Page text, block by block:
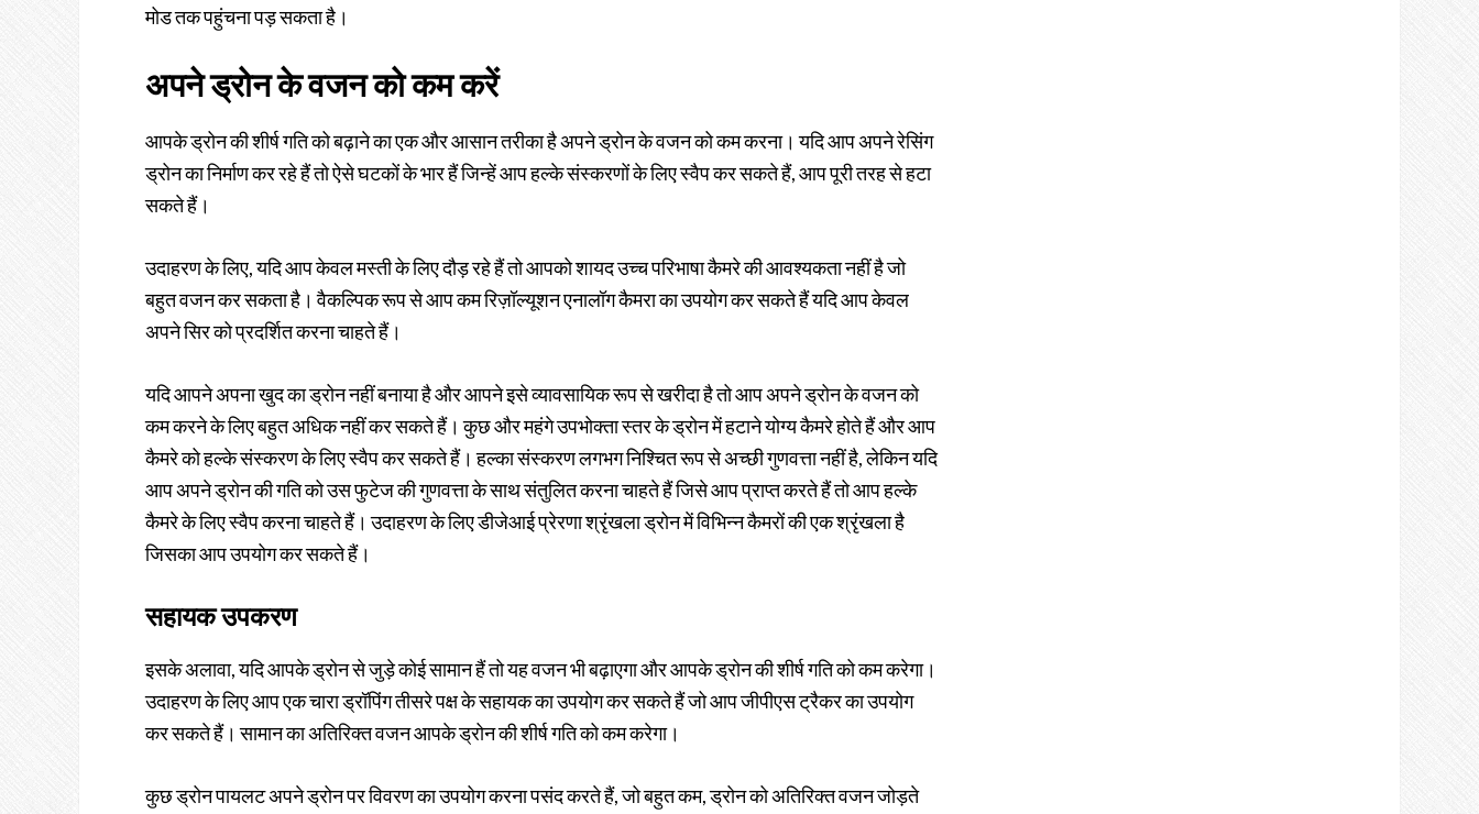
मोड तक पहुंचना पड़ सकता है।
अपने ड्रोन के वजन को कम करें
आपके ड्रोन की शीर्ष गति को बढ़ाने का एक और आसान तरीका है अपने ड्रोन के वजन को कम करना। यदि आप अपने रेसिंग
ड्रोन का निर्माण कर रहे हैं तो ऐसे घटकों के भार हैं जिन्हें आप हल्के संस्करणों के लिए स्वैप कर सकते हैं, आप पूरी तरह से हटा
सकते हैं।
उदाहरण के लिए, यदि आप केवल मस्ती के लिए दौड़ रहे हैं तो आपको शायद उच्च परिभाषा कैमरे की आवश्यकता नहीं है जो
बहुत वजन कर सकता है। वैकल्पिक रूप से आप कम रिज़ॉल्यूशन एनालॉग कैमरा का उपयोग कर सकते हैं यदि आप केवल
अपने सिर को प्रदर्शित करना चाहते हैं।
यदि आपने अपना खुद का ड्रोन नहीं बनाया है और आपने इसे व्यावसायिक रूप से खरीदा है तो आप अपने ड्रोन के वजन को
कम करने के लिए बहुत अधिक नहीं कर सकते हैं। कुछ और महंगे उपभोक्ता स्तर के ड्रोन में हटाने योग्य कैमरे होते हैं और आप
कैमरे को हल्के संस्करण के लिए स्वैप कर सकते हैं। हल्का संस्करण लगभग निश्चित रूप से अच्छी गुणवत्ता नहीं है, लेकिन यदि
आप अपने ड्रोन की गति को उस फुटेज की गुणवत्ता के साथ संतुलित करना चाहते हैं जिसे आप प्राप्त करते हैं तो आप हल्के
कैमरे के लिए स्वैप करना चाहते हैं। उदाहरण के लिए डीजेआई प्रेरणा श्रृंखला ड्रोन में विभिन्न कैमरों की एक श्रृंखला है
जिसका आप उपयोग कर सकते हैं।
सहायक उपकरण
इसके अलावा, यदि आपके ड्रोन से जुड़े कोई सामान हैं तो यह वजन भी बढ़ाएगा और आपके ड्रोन की शीर्ष गति को कम करेगा।
उदाहरण के लिए आप एक चारा ड्रॉपिंग तीसरे पक्ष के सहायक का उपयोग कर सकते हैं जो आप जीपीएस ट्रैकर का उपयोग
कर सकते हैं। सामान का अतिरिक्त वजन आपके ड्रोन की शीर्ष गति को कम करेगा।
कुछ ड्रोन पायलट अपने ड्रोन पर विवरण का उपयोग करना पसंद करते हैं, जो बहुत कम, ड्रोन को अतिरिक्त वजन जोड़ते